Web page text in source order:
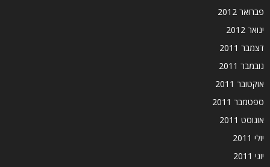
פברואר 2012
ינואר 2012
דצמבר 2011
נובמבר 2011
אוקטובר 2011
ספטמבר 2011
אוגוסט 2011
יולי 2011
יוני 2011